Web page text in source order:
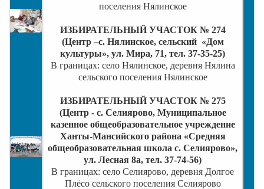
поселения Нялинское
ИЗБИРАТЕЛЬНЫЙ УЧАСТОК № 274
(Центр –с. Нялинское, сельский «Дом
культуры», ул. Мира, 71, тел. 37-35-25)
В границах: село Нялинское, деревня Нялина
сельского поселения Нялинское
ИЗБИРАТЕЛЬНЫЙ УЧАСТОК № 275
(Центр - с. Селиярово, Муниципальное
казенное общеобразовательное учреждение
Ханты-Мансийского района «Средняя
общеобразовательная школа с. Селиярово»,
ул. Лесная 8а, тел. 37-74-56)
В границах: село Селиярово, деревня Долгое
Плёсо сельского поселения Селиярово